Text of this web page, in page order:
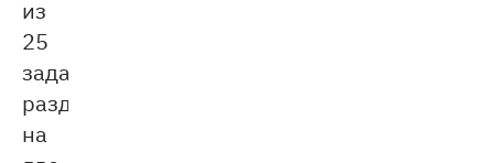
из
25
заданий,
разделённых
на